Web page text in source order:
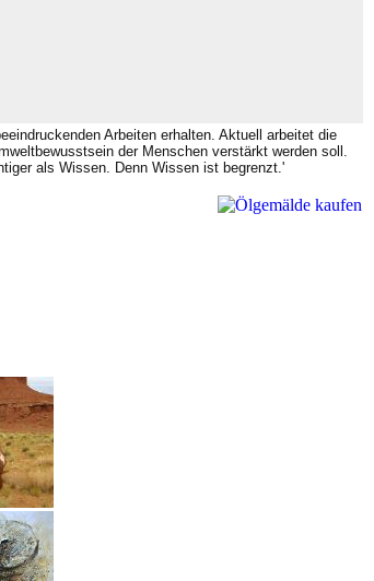
Arbeiten erhalten. Aktuell arbeitet die
der Menschen verstärkt werden soll.
als Wissen. Denn Wissen ist begrenzt.'